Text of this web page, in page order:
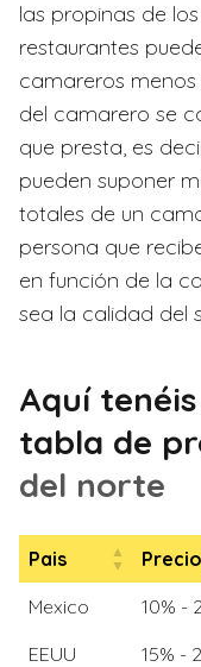
las propinas de
restaurantes
camareros menos
del camarero se
que presta, es
pueden suponer
totales de un
persona que
en función de la
sea la calidad del
Aquí
tabla de
del norte
Pais
Pais
Mexico 10% -
EEUU
15% -